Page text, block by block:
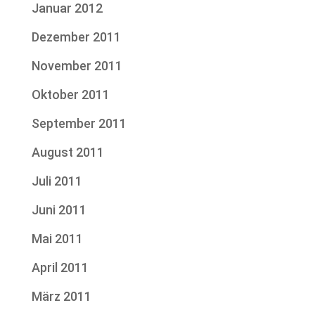
Januar 2012
Dezember 2011
November 2011
Oktober 2011
September 2011
August 2011
Juli 2011
Juni 2011
Mai 2011
April 2011
März 2011